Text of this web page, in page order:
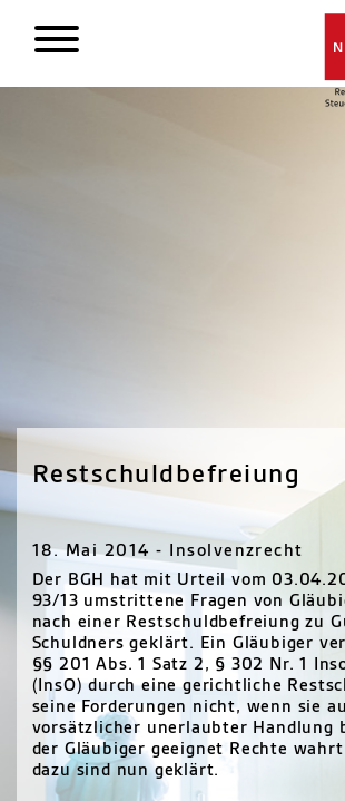
Restschuldbefreiung
18. Mai 2014 - Insolvenzrecht
Der BGH hat mit Urteil vom
93/13 umstrittene Fragen von
nach einer Restschuldbefreiung zu
Schuldners geklärt. Ein Gläubiger
§§ 201 Abs. 1 Satz 2, § 302 Nr. 1
(InsO) durch eine gerichtliche
seine Forderungen nicht, wenn sie
vorsätzlicher unerlaubter Handlung
der Gläubiger geeignet Rechte
dazu sind nun geklärt.